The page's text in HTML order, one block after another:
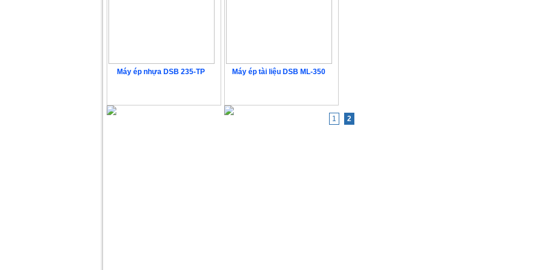
Máy ép nhựa DSB 235-TP Máy ép tài liệu DSB ML-350
1 2